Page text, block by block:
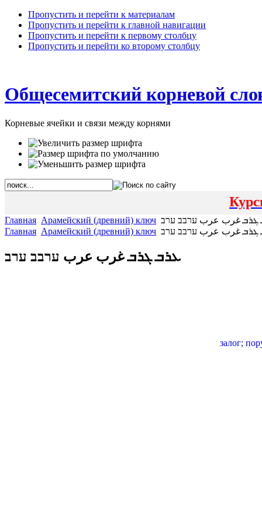
Пропустить и перейти к материалам
Пропустить и перейти к главной навигации
Пропустить и перейти к первому столбцу
Пропустить и перейти ко второму столбцу
Общесемитский корневой
Корневые ячейки и связи между корнями
Главная Арамейский (древний) ключ ܓܪܒ غرب عرب ערבב ערב
Главная Арамейский (древний) ключ ܓܪܒ غرب عرب ערבב ערב
ܥܪܒ ܓܪܒ غرب عرب ערבב ערב
залог;